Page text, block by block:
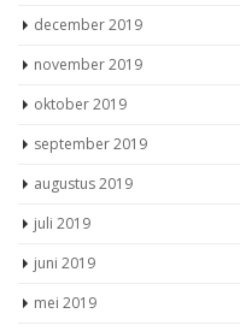
december 2019
november 2019
oktober 2019
september 2019
augustus 2019
juli 2019
juni 2019
mei 2019